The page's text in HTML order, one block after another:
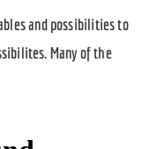
and possibilities to
Many of the